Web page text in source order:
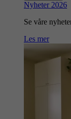
Nyheter 2026
Se våre
Les mer